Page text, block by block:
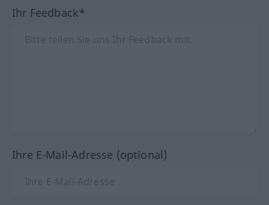
Ihr Feedback*
Ihre E-Mail-Adresse (optional)